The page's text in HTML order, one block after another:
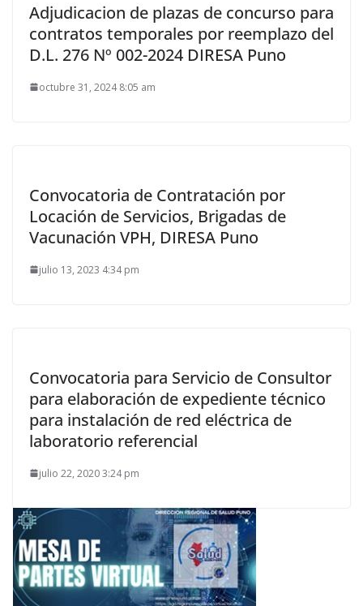
Adjudicacion de plazas de concurso para
contratos temporales por reemplazo del
D.L. 276 Nº 002-2024 DIRESA Puno
octubre 31, 2024 8:05 am
Convocatoria de Contratación por
Locación de Servicios, Brigadas de
Vacunación VPH, DIRESA Puno
julio 13, 2023 4:34 pm
Convocatoria para Servicio de Consultor
para elaboración de expediente técnico
para instalación de red eléctrica de
laboratorio referencial
julio 22, 2020 3:24 pm